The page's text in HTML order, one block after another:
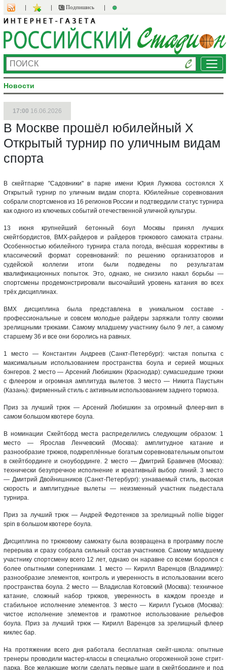
Подпишись
Новости
17:00 16.06.2026
В Москве прошёл юбилейный X
Открытый турнир по уличным видам
спорта
В скейтпарке "Садовники" в парке имени Юрия Лужкова состоялся X
Открытый турнир по уличным видам спорта. Юбилейные соревнования
собрали спортсменов из 16 регионов России и подтвердили статус турнира
как одного из ключевых событий отечественной уличной культуры.
13 июня крупнейший бетонный боул Москвы принял лучших
скейтбордистов, BMX-райдеров и райдеров трюкового самоката страны.
Особенностью юбилейного турнира стала погода, внёсшая коррективы в
классический формат соревнований: по решению организаторов и
судейской коллегии итоги были подведены по результатам
квалификационных попыток. Это, однако, не снизило накал борьбы —
спортсмены продемонстрировали высочайший уровень катания во всех
трёх дисциплинах.
BMX дисциплина была представлена в уникальном составе -
профессиональные и совсем молодые райдеры заряжали толпу своими
зрелищными трюками. Самому младшему участнику было 9 лет, а самому
старшему 36 и все они боролись на равных.
1 место — Константин Андреев (Санкт-Петербург): чистая попытка с
максимальным использованием пространства боула и серией мощных
бэнгеров. 2 место — Арсений Любишкин (Краснодар): сумасшедшие трюки
с флеером и огромная амплитуда вылетов. 3 место — Никита Паустьян
(Казань): фирменный стиль с активным использованием заднего тормоза.
Приз за лучший трюк — Арсений Любишкин за огромный флеер-вип в
самом большом квотере боула.
В номинации Скейтборд места распределились следующим образом: 1
место — Ярослав Ленчевский (Москва): амплитудное катание и
разнообразие трюков, подкреплённые богатым соревновательным опытом
в скейтбординге и сноубординге. 2 место — Дмитрий Бравичев (Москва):
технически безупречное исполнение и креативный выбор линий. 3 место
— Дмитрий Двойнишников (Санкт-Петербург): узнаваемый стиль, высокая
скорость и амплитудные вылеты — неизменный участник пьедестала
турнира.
Приз за лучший трюк — Андрей Федотенков за зрелищный nollie bigger
spin в большом квотере боула.
Дисциплина по трюковому самокату была возвращена в программу после
перерыва и сразу собрала сильный состав участников. Самому младшему
участнику спортсмену всего 12 лет, однако он наравне со всеми боролся с
более опытными соперниками. 1 место — Кирилл Варенцов (Владимир):
разнообразие элементов, контроль и уверенность в использовании всего
пространства боула. 2 место — Владислав Котовский (Москва): техничное
катание, сложный набор трюков, уверенность в каждом проезде и
стабильное исполнение элементов. 3 место — Кирилл Гуськов (Москва):
чистое исполнение элементов и грамотное использование рельефов
боула. Приз за лучший трюк — Кирилл Варенцов за зрелищный флеер
киклес бар.
На протяжении всего дня работала бесплатная скейт-школа: опытные
тренеры проводили мастер-классы в специально огороженной зоне стрит-
парка. Все желающие могли сделать первые шаги в скейтбординге и под